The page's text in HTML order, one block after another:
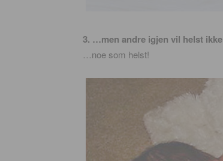
3. …men andre igjen vil helst ikke
…noe som helst!